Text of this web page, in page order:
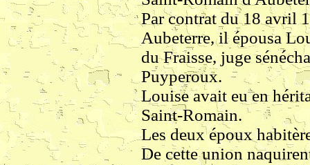
Par contrat du 18 avril
Aubeterre, il épousa
du Fraisse, juge
Puyperoux.
Louise avait eu en
Saint-Romain.
Les deux époux
De cette union